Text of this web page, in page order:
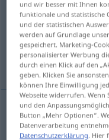
Übersicht aller
(Für mehr Details die
parlotear,
parlotear salbadern
und wir besser mit Ihnen
funktionale und statistische
und der statistischen
werden auf Grundlage
gespeichert. Marketing-
personalisierter Werbung
durch einen Klick auf den
geben. Klicken Sie
können Ihre Einwilligung
Webseite widerrufen. Wenn
und den
Button „Mehr Optionen“.
Datenverarbeitung
Datenschutzerklärung .